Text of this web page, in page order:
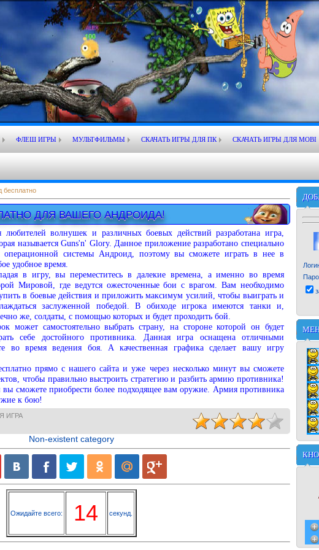
ФЛЕШ ИГРЫ МУЛЬТФИЛЬМЫ СКАЧАТЬ ИГРЫ ДЛЯ ПК СКАЧАТЬ ИГРЫ ДЛЯ MOBI
бесплатно
ДЛЯ ВАШЕГО АНДРОИДА!
любителей волнушек и различных боевых действий разработана игра,
называется Guns'n' Glory. Данное приложение разработано специально
операционной системы Андроид, поэтому вы сможете играть в нее в
удобное время.
в игру, вы переместитесь в далекие времена, а именно во время
Мировой, где ведутся ожесточенные бои с врагом. Вам необходимо
в боевые действия и приложить максимум усилий, чтобы выиграть и
заслуженной победой. В обиходе игрока имеются танки и,
же, солдаты, с помощью которых и будет проходить бой.
может самостоятельно выбрать страну, на стороне которой он будет
себе достойного противника. Данная игра оснащена отличными
во время ведения боя. А качественная графика сделает вашу игру
прямо с нашего сайта и уже через несколько минут вы сможете
чтобы правильно выстроить стратегию и разбить армию противника!
сможете приобрести более подходящее вам оружие. Армия противника
к бою!
ИГРА
Non-existent category
Ожидайте всего: 13 секунд.